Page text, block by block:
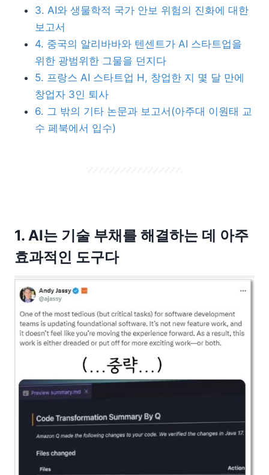
3. AI와 생물학적 국가 안보 위험의 진화에 대한
보고서
4. 중국의 알리바바와 텐센트가 AI 스타트업을
위한 광범위한 그물을 던지다
5. 프랑스 AI 스타트업 H, 창업한 지 몇 달 만에
창업자 3인 퇴사
6. 그 밖의 기타 논문과 보고서(아주대 이원태 교
수 페북에서 입수)
1. AI는 기술 부채를 해결하는 데 아주
효과적인 도구다